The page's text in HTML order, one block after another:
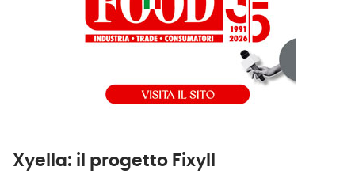
Xyella: il progetto Fixyll